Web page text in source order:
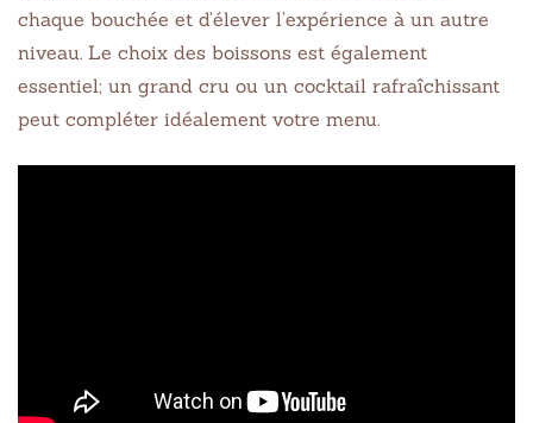
chaque bouchée et d’élever l’expérience à un autre
niveau. Le choix des boissons est également
essentiel; un grand cru ou un cocktail rafraîchissant
peut compléter idéalement votre menu.